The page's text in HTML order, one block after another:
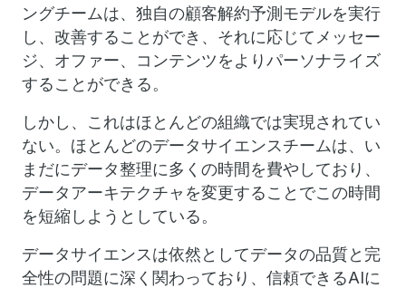
ングチームは、独自の顧客解約予測モデルを実行
し、改善することができ、それに応じてメッセー
ジ、オファー、コンテンツをよりパーソナライズ
することができる。
しかし、これはほとんどの組織では実現されてい
ない。ほとんどのデータサイエンスチームは、い
まだにデータ整理に多くの時間を費やしており、
データアーキテクチャを変更することでこの時間
を短縮しようとしている。
データサイエンスは依然としてデータの品質と完
全性の問題に深く関わっており、信頼できるAIに